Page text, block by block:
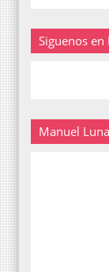
Siguenos en
Manuel